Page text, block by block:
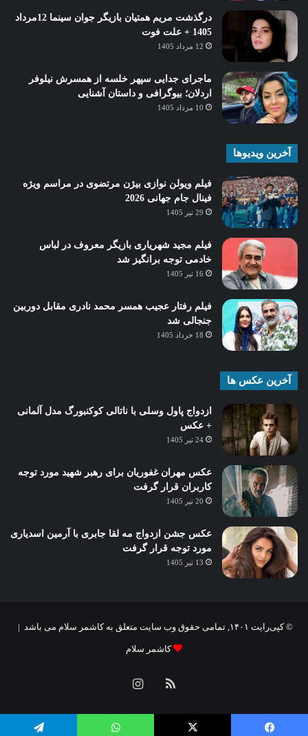
درگذشت مریم همتیان بازیگر جوان سینما 12مرداد
1405 + علت فوت
12 مرداد 1405
ماجرای جدایی سپهر خلسه از همسرش نیلوفر
اردلان؛ بیوگرافی و داستان آشنایی
10 مرداد 1405
آخرین ویدیوها
فیلم ویولن نوازی بیژن مرتضوی در مراسم ویژه
فینال جام جهانی 2026
29 تیر 1405
فیلم مجید شهریاری بازیگر معروف در لباس
خادمی توجه برانگیز شد
16 تیر 1405
فیلم رفتار عجیب همسر محمد نادری مقابل دوربین
جنجالی شد
18 خرداد 1405
آخرین عکس ها
ازدواج پاول وسلی با ناتالی کوکنبورگ مدل آلمانی
+ عکس
24 تیر 1405
عکس مهران غفوریان برای رهبر شهید مورد توجه
کاربران قرار گرفت
20 تیر 1405
عکس جشن ازدواج مه لقا جابری با آرمین اسدیاری
مورد توجه قرار گرفت
13 تیر 1405
© کپی‌رایت ۱۴۰۱, تمامی حقوق وب سایت متعلق به کاشمر سلام می باشد |
کاشمر سلام
خوراکاینستاگرام